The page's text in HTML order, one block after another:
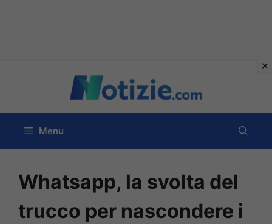
contenuto
Menu
Whatsapp, la svolta del
trucco per nascondere i